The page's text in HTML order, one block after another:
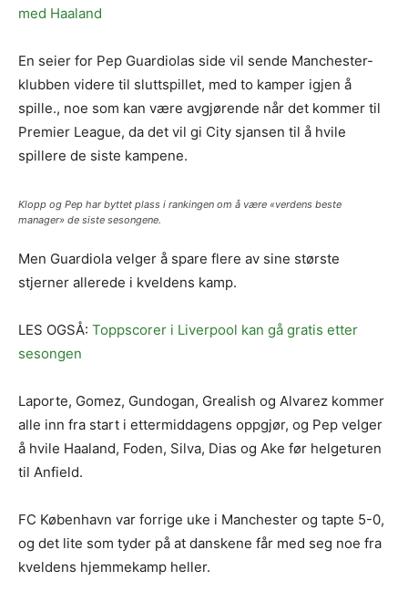
med Haaland
En seier for Pep Guardiolas side vil sende Manchester-
klubben videre til sluttspillet, med to kamper igjen å
spille., noe som kan være avgjørende når det kommer til
Premier League, da det vil gi City sjansen til å hvile
spillere de siste kampene.
Klopp og Pep har byttet plass i rankingen om å være «verdens beste
manager» de siste sesongene.
Men Guardiola velger å spare flere av sine største
stjerner allerede i kveldens kamp.
LES OGSÅ: Toppscorer i Liverpool kan gå gratis etter
sesongen
Laporte, Gomez, Gundogan, Grealish og Alvarez kommer
alle inn fra start i ettermiddagens oppgjør, og Pep velger
å hvile Haaland, Foden, Silva, Dias og Ake før helgeturen
til Anfield.
FC København var forrige uke i Manchester og tapte 5-0,
og det lite som tyder på at danskene får med seg noe fra
kveldens hjemmekamp heller.